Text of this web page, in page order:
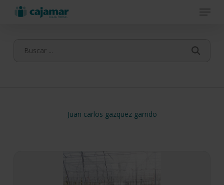
Menu
Juan carlos gazquez garrido